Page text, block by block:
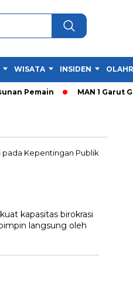
WISATA INSIDEN
Pemain MAN 1 Garut
kapasitas birokrasi
langsung oleh